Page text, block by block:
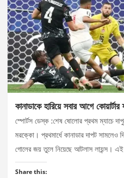
কানাডাকে হারিয়ে সবার আগে
স্পোর্টস ডেস্ক :শেষ ষোলোর প্রথম ম্যাচে
মরক্কো। প্রথমার্ধে কানাডার দাপট সামলেও
গোলের জয় তুলে নিয়েছে আটলাস লায়ন্স। এই
Share this: